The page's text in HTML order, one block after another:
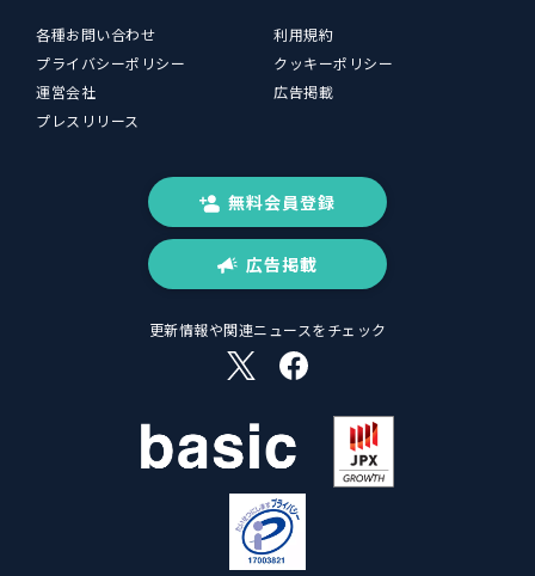
各種お問い合わせ
利用規約
プライバシーポリシー
クッキーポリシー
運営会社
広告掲載
プレスリリース
無料会員登録
広告掲載
更新情報や関連ニュースをチェック